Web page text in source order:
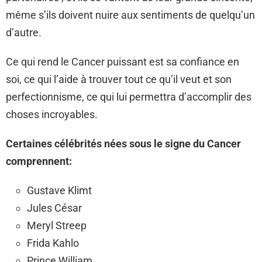
même s’ils doivent nuire aux sentiments de quelqu’un
d’autre.
Ce qui rend le Cancer puissant est sa confiance en
soi, ce qui l’aide à trouver tout ce qu’il veut et son
perfectionnisme, ce qui lui permettra d’accomplir des
choses incroyables.
Certaines célébrités nées sous le signe du Cancer
comprennent:
Gustave Klimt
Jules César
Meryl Streep
Frida Kahlo